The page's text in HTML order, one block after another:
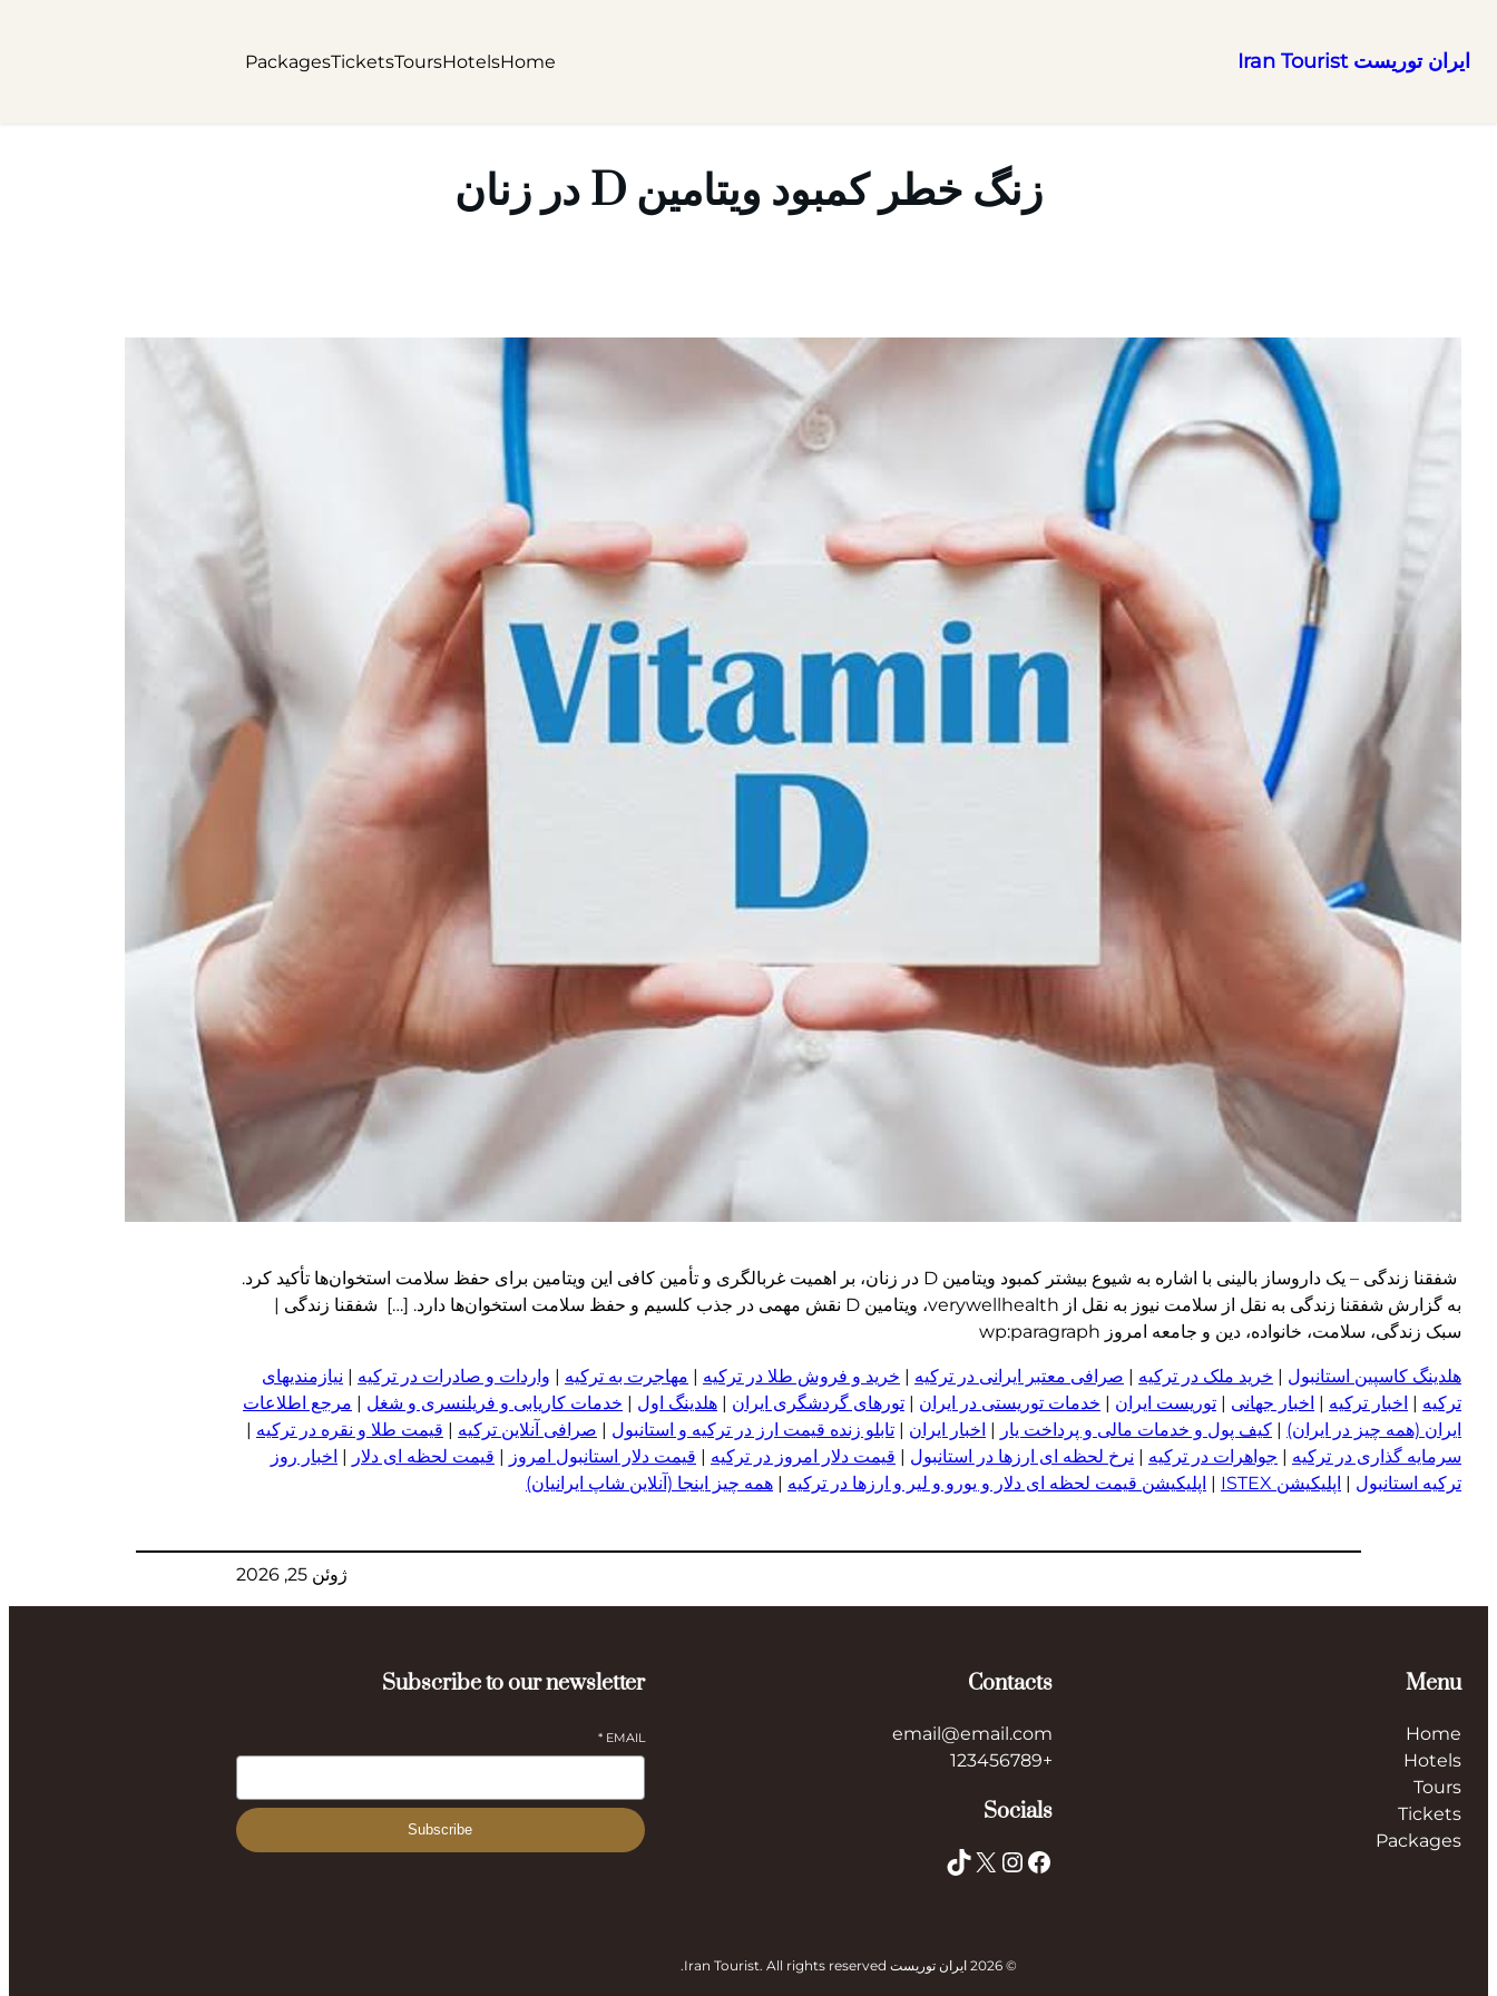
ایران توریست Iran Tourist Home
Hotels
Tours
Tickets
Packages
زنگ خطر کمبود ویتامین D در زنان
شفقنا زندگی – یک داروساز بالینی با اشاره به شیوع بیشتر کمبود ویتامین D در زنان، بر اهمیت غربالگری و تأمین کافی این ویتامین برای حفظ سلامت استخوان‌ها تأکید کرد.
به گزارش شفقنا زندگی به نقل از سلامت نیوز به نقل از verywellhealth، ویتامین D نقش مهمی در جذب کلسیم و حفظ سلامت استخوان‌ها دارد. […] شفقنا زندگی |
سبک زندگی، سلامت، خانواده، دین و جامعه امروز wp:paragraph
هلدینگ کاسپین استانبول | خرید ملک در ترکیه | صرافی معتبر ایرانی در ترکیه | خرید و فروش طلا در ترکیه | مهاجرت به ترکیه | واردات و صادرات در ترکیه | نیازمندیهای
ترکیه | اخبار ترکیه | اخبار جهانی | توریست ایران | خدمات توریستی در ایران | تورهای گردشگری ایران | هلدینگ اول | خدمات کاریابی و فریلنسری و شغل | مرجع اطلاعات
ایران (همه چیز در ایران) | کیف پول و خدمات مالی و پرداخت یار | اخبار ایران | تابلو زنده قیمت ارز در ترکیه و استانبول | صرافی آنلاین ترکیه | قیمت طلا و نقره در ترکیه |
سرمایه گذاری در ترکیه | جواهرات در ترکیه | نرخ لحظه ای ارزها در استانبول | قیمت دلار امروز در ترکیه | قیمت دلار استانبول امروز | قیمت لحظه ای دلار | اخبار روز
ترکیه استانبول | اپلیکیشن ISTEX | اپلیکیشن قیمت لحظه ای دلار و یورو و لیر و ار زها در ترکیه | همه چیز اینجا (آنلاین شاپ ایرانیان)
ژوئن 25, 2026
Menu
Home
Hotels
Tours
Tickets
Packages
Contacts
email@email.com
+123456789
Socials
Facebook
Instagram
X
TikTok
Subscribe to our newsletter
EMAIL
*
Subscribe
© 2026 ایران توریست Iran Tourist. All rights reserved.